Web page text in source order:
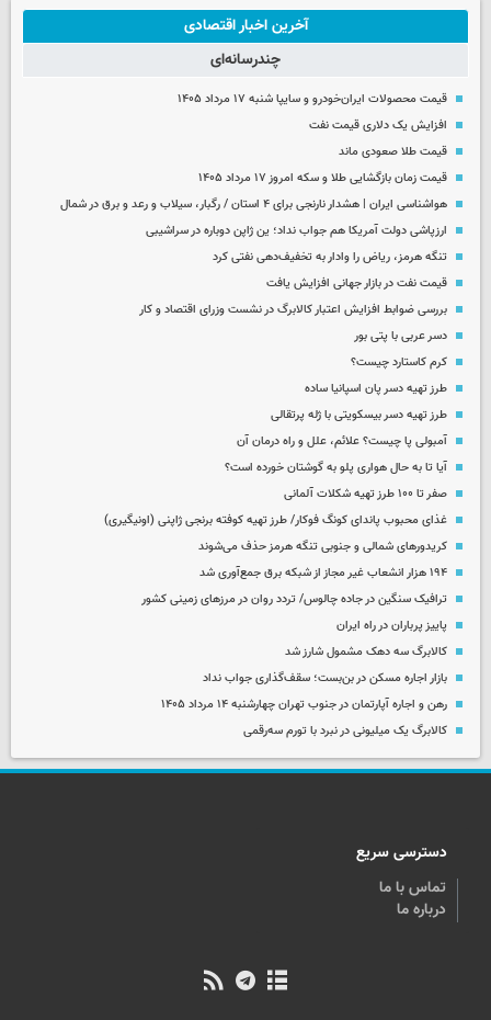
آخرین اخبار اقتصادی
چندرسانه‌ای
قیمت محصولات ایران‌خودرو و سایپا شنبه ۱۷ مرداد ۱۴۰۵
افزایش یک دلاری قیمت نفت
قیمت طلا صعودی ماند
قیمت زمان بازگشایی طلا و سکه امروز ۱۷ مرداد ۱۴۰۵
هواشناسی ایران | هشدار نارنجی برای ۴ استان / رگبار، سیلاب و رعد و برق در شمال
ارزپاشی دولت آمریکا هم جواب نداد؛ ین ژاپن دوباره در سراشیبی
تنگه هرمز، ریاض را وادار به تخفیف‌دهی نفتی کرد
قیمت نفت در بازار جهانی افزایش یافت
بررسی ضوابط افزایش اعتبار کالابرگ در نشست وزرای اقتصاد و کار
دسر عربی با پتی بور
کرم کاستارد چیست؟
طرز تهیه دسر پان اسپانیا ساده
طرز تهیه دسر بیسکویتی با ژله پرتقالی
آمبولی پا چیست؟ علائم، علل و راه درمان آن
آیا تا به حال هواری پلو به گوشتان خورده است؟
صفر تا ۱۰۰ طرز تهیه شکلات آلمانی
غذای محبوب پاندای کونگ فوکار/ طرز تهیه کوفته برنجی ژاپنی (اونیگیری)
کریدورهای شمالی و جنوبی تنگه هرمز حذف می‌شوند
۱۹۴ هزار انشعاب غیر مجاز از شبکه برق جمع‌آوری شد
ترافیک سنگین در جاده چالوس/ تردد روان در مرزهای زمینی کشور
پاییز پرباران در راه ایران
کالابرگ سه دهک مشمول شارز شد
بازار اجاره مسکن در بن‌بست؛ سقف‌گذاری جواب نداد
رهن و اجاره آپارتمان در جنوب تهران چهارشنبه ۱۴ مرداد ۱۴۰۵
کالابرگ یک میلیونی در نبرد با تورم سه‌رقمی
دسترسی سریع
تماس با ما
درباره ما